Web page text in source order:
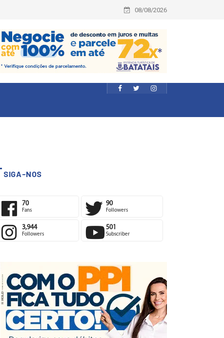
08/08/2026
SIGA-NOS
70
Fans
90
Followers
3,944
Followers
501
Subscriber